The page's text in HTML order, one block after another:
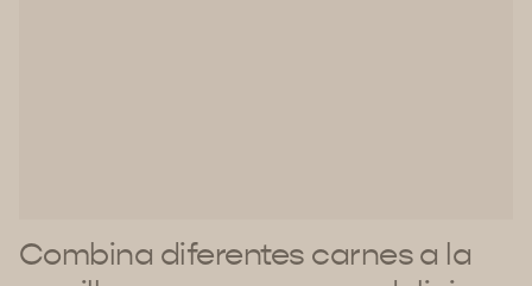
Combina diferentes carnes a la